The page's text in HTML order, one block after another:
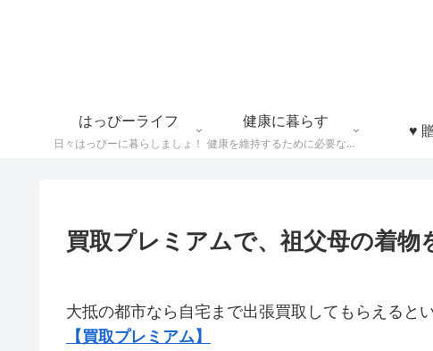
はっぴーライフ
日々はっぴーに暮らしましょ！
健康に暮らす
健康を維持するために必要なことや食べ物情報など
♥
買取プレミアムで、祖父母の着物
大抵の都市なら自宅まで出張買取してもらえるとい
【買取プレミアム】